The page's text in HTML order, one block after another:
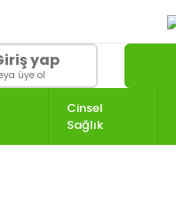
yap
üye ol
Cinsel
Sağlık